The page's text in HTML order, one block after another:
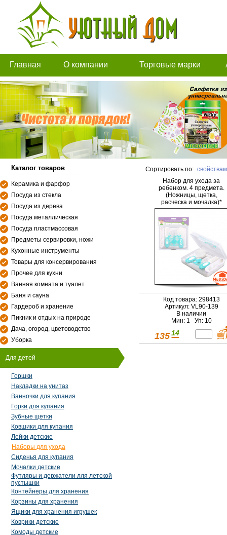
Главная О компании Торговые марки
Каталог товаров
Керамика и фарфор
Посуда из стекла
Посуда из дерева
Посуда металлическая
Посуда пластмассовая
Предметы сервировки, ножи
Кухонные инструменты
Товары для консервирования
Прочее для кухни
Ванная комната и туалет
Баня и сауна
Гардероб и хранение
Пикник и отдых на природе
Дача, огород, цветоводство
Уборка
Для детей
Горшки
Накладки на унитаз
Ванночки для купания
Горки для купания
Зубные щетки
Ковшики для купания
Лейки детские
Наборы для ухода
Сиденья для купания
Мочалки детские
Футляры и держатели лля летской
пустышки
Контейнеры для хранения
Корзины для хранения
Ящики для хранения игрушек
Коврики детские
Комоды детские
Сортировать по: свойствам
Набор для ухода за
ребенком. 4 предмета.
(Ножницы, щетка,
расческа и мочалка)*
NEW
Код товара: 298413
Артикул: VL90-139
В наличии
Мин: 1 Уп: 10
135 14